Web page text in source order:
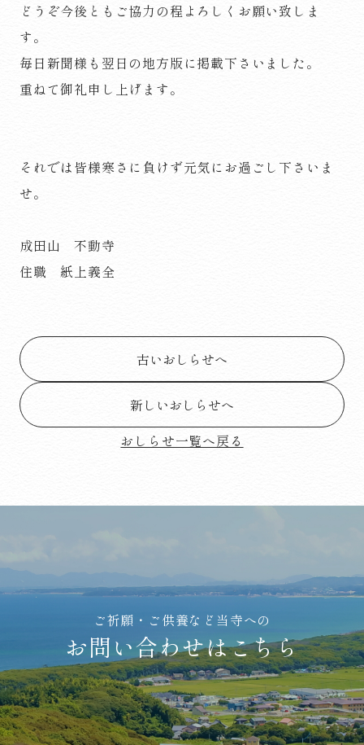
どうぞ今後ともご協力の程よろしくお願い致しま
す。
毎日新聞様も翌日の地方版に掲載下さいました。
重ねて御礼申し上げます。
それでは皆様寒さに負けず元気にお過ごし下さいま
せ。
成田山 不動寺
住職 紙上義全
古いおしらせへ
新しいおしらせへ
おしらせ一覧へ戻る
ご祈願・ご供養など当寺への
お問い合わせはこちら